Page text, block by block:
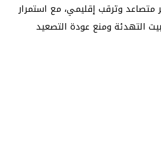
وترقب إقليمي، مع استمرار
التهدئة ومنع عودة التصعيد